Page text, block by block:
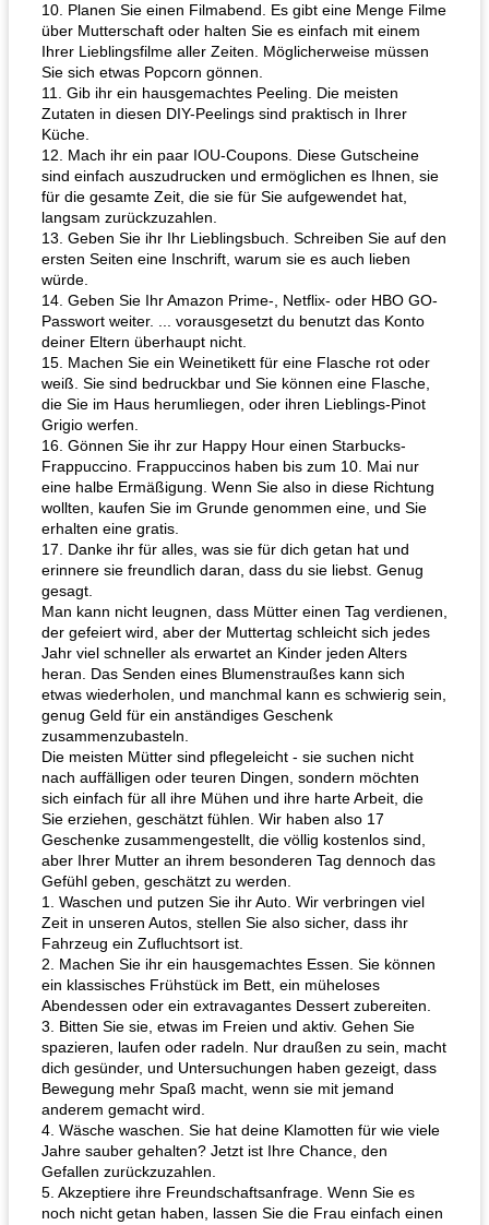
10. Planen Sie einen Filmabend. Es gibt eine Menge Filme
über Mutterschaft oder halten Sie es einfach mit einem
Ihrer Lieblingsfilme aller Zeiten. Möglicherweise müssen
Sie sich etwas Popcorn gönnen.
11. Gib ihr ein hausgemachtes Peeling. Die meisten
Zutaten in diesen DIY-Peelings sind praktisch in Ihrer
Küche.
12. Mach ihr ein paar IOU-Coupons. Diese Gutscheine
sind einfach auszudrucken und ermöglichen es Ihnen, sie
für die gesamte Zeit, die sie für Sie aufgewendet hat,
langsam zurückzuzahlen.
13. Geben Sie ihr Ihr Lieblingsbuch. Schreiben Sie auf den
ersten Seiten eine Inschrift, warum sie es auch lieben
würde.
14. Geben Sie Ihr Amazon Prime-, Netflix- oder HBO GO-
Passwort weiter. ... vorausgesetzt du benutzt das Konto
deiner Eltern überhaupt nicht.
15. Machen Sie ein Weinetikett für eine Flasche rot oder
weiß. Sie sind bedruckbar und Sie können eine Flasche,
die Sie im Haus herumliegen, oder ihren Lieblings-Pinot
Grigio werfen.
16. Gönnen Sie ihr zur Happy Hour einen Starbucks-
Frappuccino. Frappuccinos haben bis zum 10. Mai nur
eine halbe Ermäßigung. Wenn Sie also in diese Richtung
wollten, kaufen Sie im Grunde genommen eine, und Sie
erhalten eine gratis.
17. Danke ihr für alles, was sie für dich getan hat und
erinnere sie freundlich daran, dass du sie liebst. Genug
gesagt.
Man kann nicht leugnen, dass Mütter einen Tag verdienen,
der gefeiert wird, aber der Muttertag schleicht sich jedes
Jahr viel schneller als erwartet an Kinder jeden Alters
heran. Das Senden eines Blumenstraußes kann sich
etwas wiederholen, und manchmal kann es schwierig sein,
genug Geld für ein anständiges Geschenk
zusammenzubasteln.
Die meisten Mütter sind pflegeleicht - sie suchen nicht
nach auffälligen oder teuren Dingen, sondern möchten
sich einfach für all ihre Mühen und ihre harte Arbeit, die
Sie erziehen, geschätzt fühlen. Wir haben also 17
Geschenke zusammengestellt, die völlig kostenlos sind,
aber Ihrer Mutter an ihrem besonderen Tag dennoch das
Gefühl geben, geschätzt zu werden.
1. Waschen und putzen Sie ihr Auto. Wir verbringen viel
Zeit in unseren Autos, stellen Sie also sicher, dass ihr
Fahrzeug ein Zufluchtsort ist.
2. Machen Sie ihr ein hausgemachtes Essen. Sie können
ein klassisches Frühstück im Bett, ein müheloses
Abendessen oder ein extravagantes Dessert zubereiten.
3. Bitten Sie sie, etwas im Freien und aktiv. Gehen Sie
spazieren, laufen oder radeln. Nur draußen zu sein, macht
dich gesünder, und Untersuchungen haben gezeigt, dass
Bewegung mehr Spaß macht, wenn sie mit jemand
anderem gemacht wird.
4. Wäsche waschen. Sie hat deine Klamotten für wie viele
Jahre sauber gehalten? Jetzt ist Ihre Chance, den
Gefallen zurückzuzahlen.
5. Akzeptiere ihre Freundschaftsanfrage. Wenn Sie es
noch nicht getan haben, lassen Sie die Frau einfach einen